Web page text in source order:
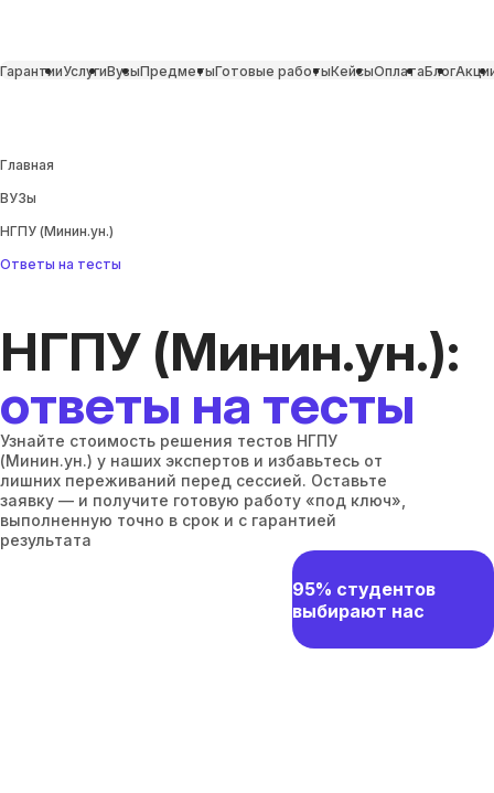
ГарантииУслугиВузыПредметыГотовые работыКейсыОплатаБлог
Главная
ВУЗы
НГПУ (Минин.ун.)
Ответы на тесты
НГПУ (Минин.ун.):
ответы на тесты
Узнайте стоимость решения тестов НГПУ
(Минин.ун.) у наших экспертов и избавьтесь от
лишних переживаний перед сессией. Оставьте
заявку — и получите готовую работу «под ключ»,
выполненную точно в срок и с гарантией
результата
95% студентов
выбирают нас